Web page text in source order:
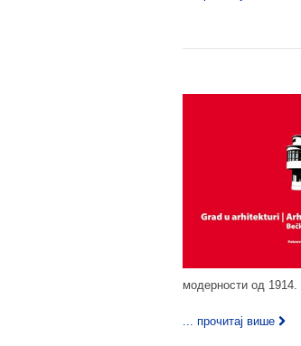
модерности од
... прочитај више